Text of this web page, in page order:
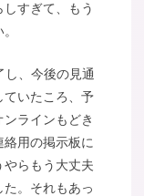
すぎて、もう
、今後の見通
ていたころ、予
ラインもどき
用の掲示板に
やらもう大丈夫
。それもあっ